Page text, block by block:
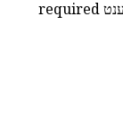
זיין אין שטוב. פֿאַר דער צוגרייטונג פון פלוקסינג אַגענט required